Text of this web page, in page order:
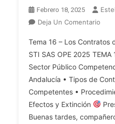
De
Febrero 18, 2025
Deja Un Comentario
TFA
INF.
16.
Los
Tema 16 – Los Contratos
STI SAS OPE 2025
Sector Público
Andalucía • Tipos de
Competentes •
Efectos y Extinción
Buenas tardes,